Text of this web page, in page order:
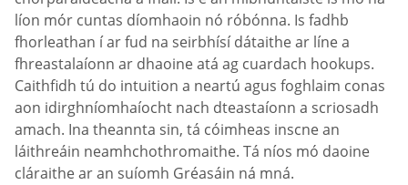
líon mór cuntas díomhaoin nó róbónna. Is fadhb
fhorleathan í ar fud na seirbhísí dátaithe ar líne a
fhreastalaíonn ar dhaoine atá ag cuardach hookups.
Caithfidh tú do intuition a neartú agus foghlaim conas
aon idirghníomhaíocht nach dteastaíonn a scriosadh
amach. Ina theannta sin, tá cóimheas inscne an
láithreáin neamhchothromaithe. Tá níos mó daoine
cláraithe ar an suíomh Gréasáin ná mná.